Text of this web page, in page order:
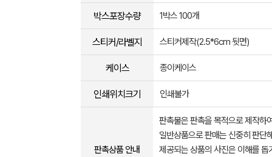
박스포장수량 1박스 100개
스티커/라벨지 스티커제작(2.5*6cm 뒷면)
케이스 종이케이스
인쇄위치크기 인쇄불가
판촉상품 안내
판촉물은 판촉을 목적으로 제작하
일반상품으로 판매는 신중히 판단
제공되는 상품의 사진은 이해를